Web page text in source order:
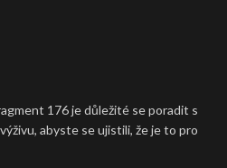
176 je důležité se poradit s
abyste se ujistili, že je to pro